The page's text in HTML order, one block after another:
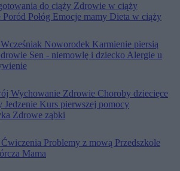
do ciąży Zdrowie w ciąży
Poród Połóg Emocje mamy Dieta w ciąży
Wcześniak Noworodek Karmienie piersią
Sen - niemowlę i dziecko Alergie u
Wychowanie Zdrowie Choroby dziecięce
Jedzenie Kurs pierwszej pomocy
Zdrowe ząbki
Ćwiczenia Problemy z mową Przedszkole
Mama